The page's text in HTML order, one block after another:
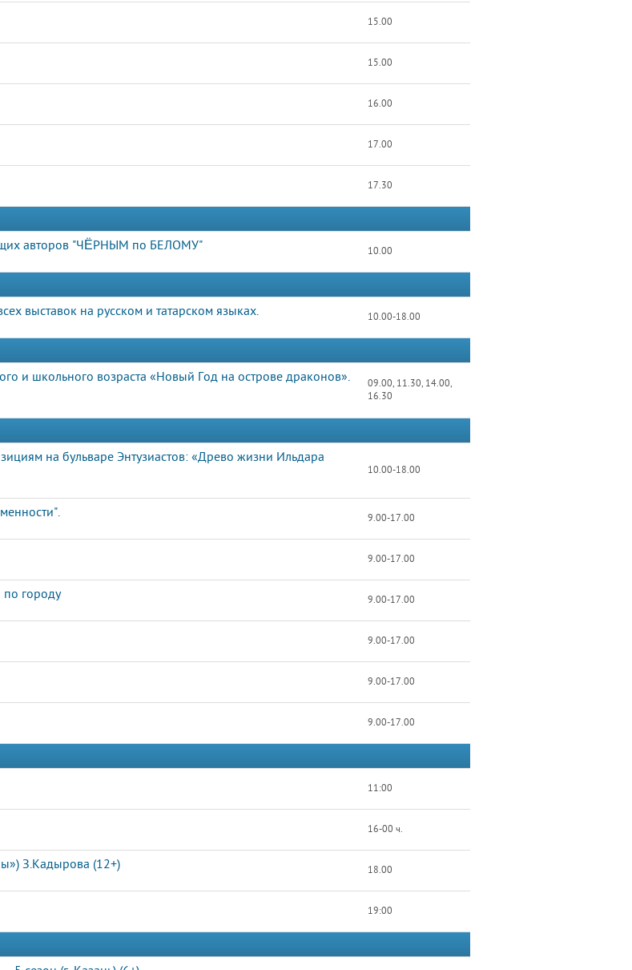
15.00
15.00
16.00
17.00
17.30
авторов "ЧЁРНЫМ по БЕЛОМУ"
10.00
выставок на русском и татарском языках.
10.00-18.00
и школьного возраста «Новый Год на острове драконов».
09.00, 11.30, 14.00,
16.30
на бульваре Энтузиастов: «Древо жизни Ильдара
10.00-18.00
9.00-17.00
9.00-17.00
по городу 9.00-17.00
9.00-17.00
9.00-17.00
9.00-17.00
11:00
16-00 ч.
З.Кадырова (12+) 18.00
19:00